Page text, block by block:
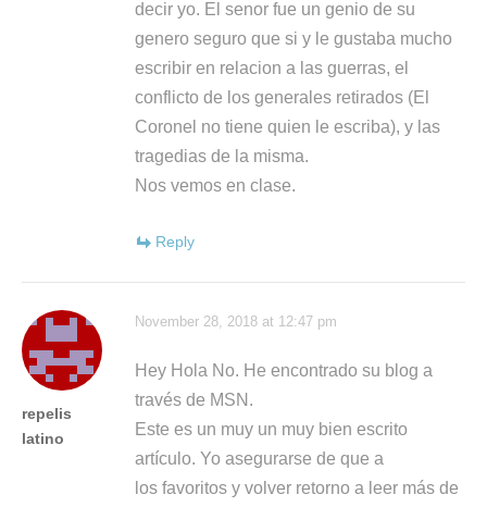
decir yo. El senor fue un genio de su
genero seguro que si y le gustaba mucho
escribir en relacion a las guerras, el
conflicto de los generales retirados (El
Coronel no tiene quien le escriba), y las
tragedias de la misma.
Nos vemos en clase.
Reply
repelis
latino
November 28, 2018 at 12:47 pm
Hey Hola No. He encontrado su blog a
través de MSN.
Este es un muy un muy bien escrito
artículo. Yo asegurarse de que a
los favoritos y volver retorno a leer más de